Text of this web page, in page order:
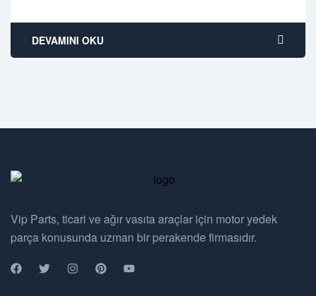
DEVAMINI OKU
Vip Parts, ticari ve ağır vasıta araçlar için motor yedek
parça konusunda uzman bir perakende firmasıdır.